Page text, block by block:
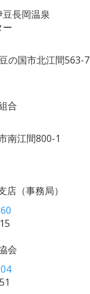
長岡温泉
ー
の国市北江間563-7
合
南江間800-1
店 （事務局）
会